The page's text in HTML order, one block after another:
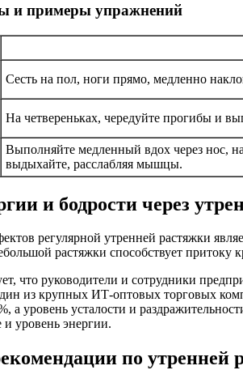
и примеры упражнений
Сесть на пол, ноги прямо, медленно
На четвереньках, чередуйте прогибы и
Выполняйте медленный вдох через нос,
выдыхайте, расслабляя мышцы.
и бодрости через
регулярной утренней растяжки
растяжки способствует
что руководители и сотрудники
из крупных ИТ-оптовых торговых
а уровень усталости и
и уровень энергии.
по утренней